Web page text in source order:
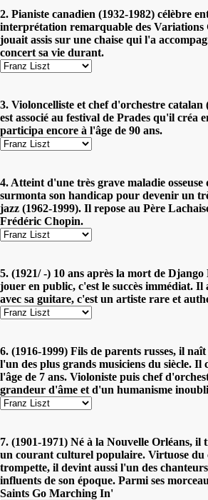
2. Pianiste canadien (1932-1982) célèbre
interprétation remarquable des Variations
jouait assis sur une chaise qui l'a
concert sa vie durant.
3. Violoncelliste et chef d'orchestre catalan
est associé au festival de Prades qu'il créa
participa encore à l'âge de 90 ans.
4. Atteint d'une très grave maladie osseuse
surmonta son handicap pour devenir un
jazz (1962-1999). Il repose au Père
Frédéric Chopin.
5. (1921/ -) 10 ans après la mort de
jouer en public, c'est le succès immédiat.
avec sa guitare, c'est un artiste rare et
6. (1916-1999) Fils de parents russes, il
l'un des plus grands musiciens du siècle. Il
l'âge de 7 ans. Violoniste puis chef
grandeur d'âme et d'un humanisme
7. (1901-1971) Né à la Nouvelle Orléans, il
un courant culturel populaire. Virtuose du
trompette, il devint aussi l'un des
influents de son époque. Parmi ses
Saints Go Marching In'